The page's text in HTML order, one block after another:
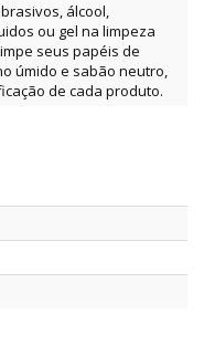
álcool,
ou gel na limpeza
seus papéis de
úmido e sabão neutro,
de cada produto.